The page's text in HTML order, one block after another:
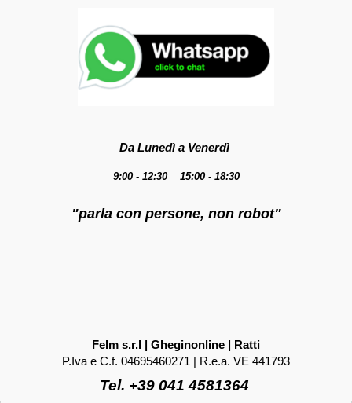
Da Lunedì a Venerdì
9:00 - 12:30 15:00 - 18:30
"parla con persone, non robot"
Felm s.r.l | Gheginonline | Ratti
P.Iva e C.f. 04695460271 | R.e.a. VE 441793
Tel. +39 041 4581364